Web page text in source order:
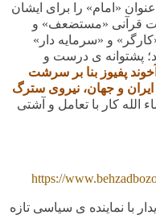
«امام» را برای ایشان
قرآنی «مستضعف» و
و «سرمایه دار»
پشتوانه ی درست و
پفیوز بنا بر سرشت
و جهان، نیروی سترگ
الله کار با تعامل و آشتی
https://
با نماینده ی سیاسی تازه